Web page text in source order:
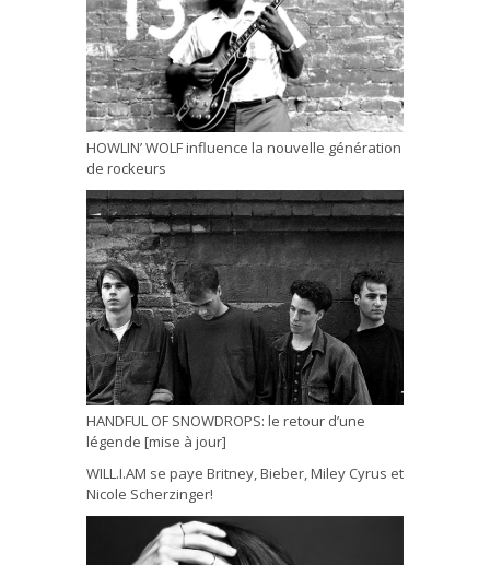
HOWLIN’ WOLF influence la nouvelle génération
de rockeurs
HANDFUL OF SNOWDROPS: le retour d’une
légende [mise à jour]
WILL.I.AM se paye Britney, Bieber, Miley Cyrus et
Nicole Scherzinger!